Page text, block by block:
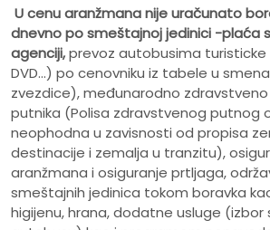
U cenu aranžmana nije uračunato
dnevno po smeštajnoj jedinici -plaća
agenciji,prevoz autobusima turisticke
DVD...) po cenovniku iz tabele u
zvezdice), međunarodno
putnika (Polisa zdravstvenog putnog
neophodna u zavisnosti od propisa
destinacije i zemalja u tranzitu),
aranžmana i osiguranje prtljaga,
smeštajnih jedinica tokom boravka
higijenu, hrana, dodatne usluge